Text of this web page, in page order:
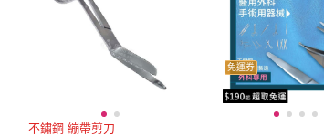
不鏽鋼 繃帶剪刀
免運券